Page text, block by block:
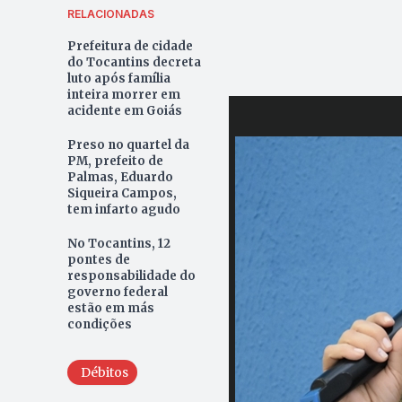
RELACIONADAS
Prefeitura de cidade
do Tocantins decreta
luto após família
inteira morrer em
acidente em Goiás
Preso no quartel da
PM, prefeito de
Palmas, Eduardo
Siqueira Campos,
tem infarto agudo
No Tocantins, 12
pontes de
responsabilidade do
governo federal
estão em más
condições
Débitos